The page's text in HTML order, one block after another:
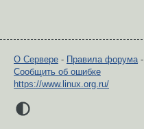
О Сервере - Правила форума-
Сообщить об ошибке
https://www.linux.org.ru/